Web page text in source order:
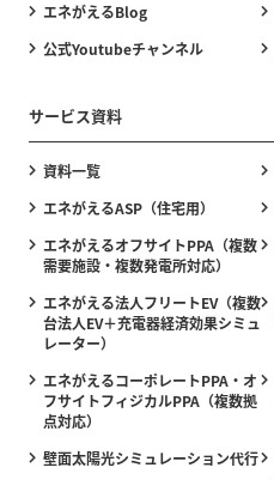
エネがえるBlog
公式Youtubeチャンネル
サービス資料
資料一覧
エネがえるASP（住宅用）
エネがえるオフサイトPPA（複数
需要施設・複数発電所対応）
エネがえる法人フリートEV（複数
台法人EV＋充電器経済効果シミュ
レーター）
エネがえるコーポレートPPA・オ
フサイトフィジカルPPA（複数拠
点対応）
壁面太陽光シミュレーション代行